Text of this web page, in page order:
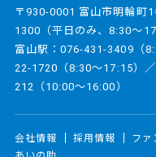
〒930-0001 富山市明輪町1
1300 （平日のみ、8:30～
富山駅：076-431-3409 （
22-1720 （8:30～17:15）
212 （10:00～16:00）
会社情報 採用情報 ファ